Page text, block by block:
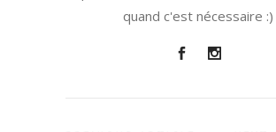
quand c'est nécessaire :)